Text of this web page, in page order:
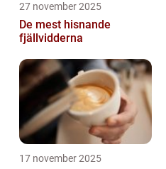
27 november 2025
De mest hisnande
fjällvidderna
17 november 2025